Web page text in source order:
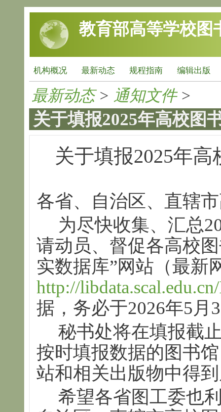
跳转到主要内容
教育部高等学校图
机构概况 最新动态 规程指南 编辑出版
最新动态> 通知文件>
关于填报2025年高校图
关于填报2025年
各省、自治区、直辖
为尽快收集、汇总
请动员、督促各高校
实数据库”网站（最新
http://
据，务必于2026年5
秘书处将在填报截
按时填报数据的图书
站和相关出版物中得
希望各省图工委也